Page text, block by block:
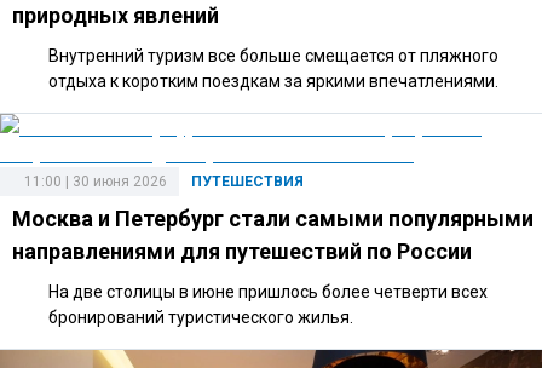
природных явлений
Внутренний туризм все больше смещается от пляжного
отдыха к коротким поездкам за яркими впечатлениями.
ПУТЕШЕСТВИЯ
11:00 | 30 июня 2026
Москва и Петербург стали самыми популярными
направлениями для путешествий по России
На две столицы в июне пришлось более четверти всех
бронирований туристического жилья.